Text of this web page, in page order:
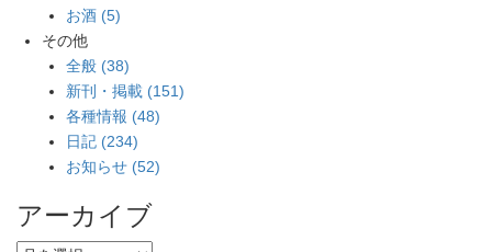
お酒 (5)
その他
全般 (38)
新刊・掲載 (151)
各種情報 (48)
日記 (234)
お知らせ (52)
アーカイブ